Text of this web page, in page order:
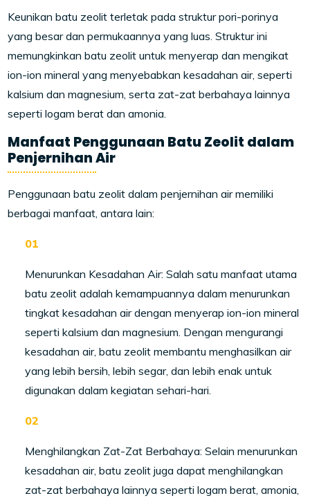
Keunikan batu zeolit terletak pada struktur pori-porinya
yang besar dan permukaannya yang luas. Struktur ini
memungkinkan batu zeolit untuk menyerap dan mengikat
ion-ion mineral yang menyebabkan kesadahan air, seperti
kalsium dan magnesium, serta zat-zat berbahaya lainnya
seperti logam berat dan amonia.
Manfaat Penggunaan Batu Zeolit dalam
Penjernihan Air
Penggunaan batu zeolit dalam penjernihan air memiliki
berbagai manfaat, antara lain:
Menurunkan Kesadahan Air: Salah satu manfaat utama
batu zeolit adalah kemampuannya dalam menurunkan
tingkat kesadahan air dengan menyerap ion-ion mineral
seperti kalsium dan magnesium. Dengan mengurangi
kesadahan air, batu zeolit membantu menghasilkan air
yang lebih bersih, lebih segar, dan lebih enak untuk
digunakan dalam kegiatan sehari-hari.
Menghilangkan Zat-Zat Berbahaya: Selain menurunkan
kesadahan air, batu zeolit juga dapat menghilangkan
zat-zat berbahaya lainnya seperti logam berat, amonia,